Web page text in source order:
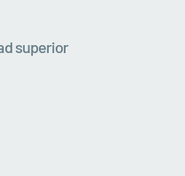
superior